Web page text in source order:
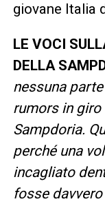
giovane Italia
LE VOCI
DELLA
nessuna
rumors in
Sampdoria.
perché una
incagliato
fosse